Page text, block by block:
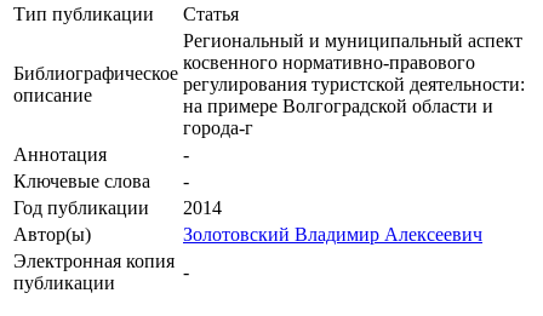
Тип публикации
Статья
Библиографическое
описание
Региональный и муниципальный аспект
косвенного нормативно-правового
регулирования туристской деятельности:
на примере Волгоградской области и
города-г
Аннотация
-
Ключевые cлова
-
Год публикации
2014
Автор(ы)
Золотовский Владимир Алексеевич
Электронная копия
публикации
-